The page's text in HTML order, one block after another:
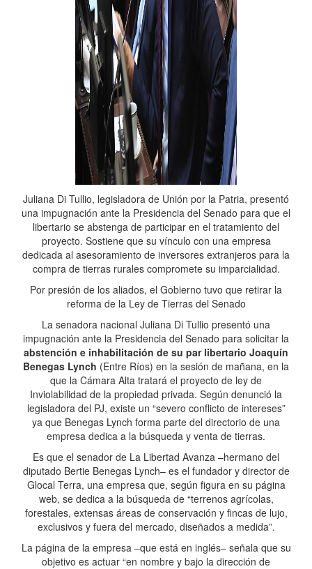
Juliana Di Tullio, legisladora de Unión por la Patria, presentó
una impugnación ante la Presidencia del Senado para que el
libertario se abstenga de participar en el tratamiento del
proyecto. Sostiene que su vínculo con una empresa
dedicada al asesoramiento de inversores extranjeros para la
compra de tierras rurales compromete su imparcialidad.
Por presión de los aliados, el Gobierno tuvo que retirar la
reforma de la Ley de Tierras del Senado
La senadora nacional Juliana Di Tullio presentó una
impugnación ante la Presidencia del Senado para solicitar la
abstención e inhabilitación de su par libertario Joaquín
Benegas Lynch (Entre Ríos) en la sesión de mañana, en la
que la Cámara Alta tratará el proyecto de ley de
Inviolabilidad de la propiedad privada. Según denunció la
legisladora del PJ, existe un “severo conflicto de intereses”
ya que Benegas Lynch forma parte del directorio de una
empresa dedica a la búsqueda y venta de tierras.
Es que el senador de La Libertad Avanza –hermano del
diputado Bertie Benegas Lynch– es el fundador y director de
Glocal Terra, una empresa que, según figura en su página
web, se dedica a la búsqueda de “terrenos agrícolas,
forestales, extensas áreas de conservación y fincas de lujo,
exclusivos y fuera del mercado, diseñados a medida”.
La página de la empresa –que está en inglés– señala que su
objetivo es actuar “en nombre y bajo la dirección de